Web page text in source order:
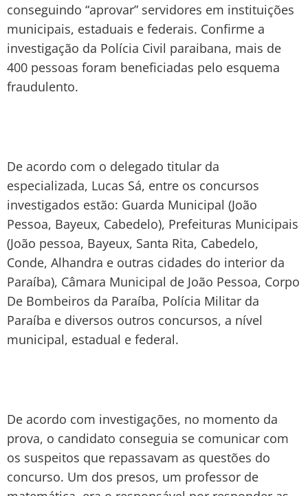
conseguindo “aprovar” servidores em instituições
municipais, estaduais e federais. Confirme a
investigação da Polícia Civil paraibana, mais de
400 pessoas foram beneficiadas pelo esquema
fraudulento.
De acordo com o delegado titular da
especializada, Lucas Sá, entre os concursos
investigados estão: Guarda Municipal (João
Pessoa, Bayeux, Cabedelo), Prefeituras Municipais
(João pessoa, Bayeux, Santa Rita, Cabedelo,
Conde, Alhandra e outras cidades do interior da
Paraíba), Câmara Municipal de João Pessoa, Corpo
De Bombeiros da Paraíba, Polícia Militar da
Paraíba e diversos outros concursos, a nível
municipal, estadual e federal.
De acordo com investigações, no momento da
prova, o candidato conseguia se comunicar com
os suspeitos que repassavam as questões do
concurso. Um dos presos, um professor de